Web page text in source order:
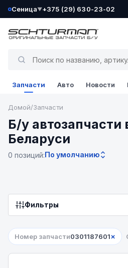
Сеница▼
Ваш склад определён как:
+375 (29) 630-23-02
Запчасти Авто Новости
Домой/Запчасти
Б/у автозапчасти
Беларуси
0 позиций:По умолчанию
Фильтры
Номер запчасти0301187601×